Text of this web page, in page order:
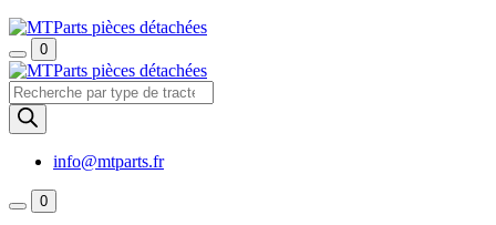
0
Recherche
de
produits
info@mtparts.fr
0